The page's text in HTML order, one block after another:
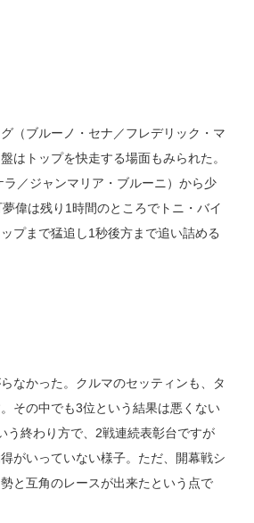
（ブルーノ・セナ／フレデリック・マ
はトップを快走する場面もみられた。
／ジャンマリア・ブルーニ）から少
偉は残り1時間のところでトニ・バイ
プまで猛追し1秒後方まで追い詰める
なかった。クルマのセッティンも、タ
その中でも3位という結果は悪くない
う終わり方で、2戦連続表彰台ですが
がいっていない様子。ただ、開幕戦シ
と互角のレースが出来たという点で